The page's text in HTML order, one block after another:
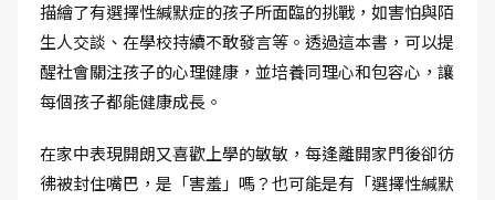
描繪了有選擇性緘默症的孩子所面臨的挑戰，如害怕與陌
生人交談、在學校持續不敢發言等。透過這本書，可以提
醒社會關注孩子的心理健康，並培養同理心和包容心，讓
每個孩子都能健康成長。
在家中表現開朗又喜歡上學的敏敏，每逢離開家門後卻彷
彿被封住嘴巴，是「害羞」嗎？也可能是有「選擇性緘默